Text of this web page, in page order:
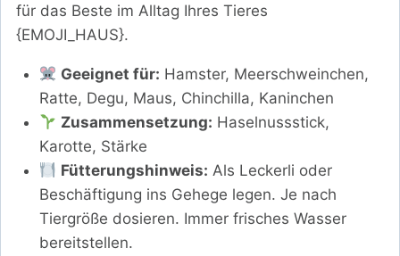
für das Beste im Alltag Ihres Tieres
{EMOJI_HAUS}.
Geeignet für: Hamster, Meerschweinchen,
Ratte, Degu, Maus, Chinchilla, Kaninchen
Zusammensetzung: Haselnussstick,
Karotte, Stärke
Fütterungshinweis: Als Leckerli oder
Beschäftigung ins Gehege legen. Je nach
Tiergröße dosieren. Immer frisches Wasser
bereitstellen.